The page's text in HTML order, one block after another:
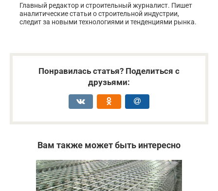
Главный редактор и строительный журналист. Пишет
аналитические статьи о строительной индустрии,
следит за новыми технологиями и тенденциями рынка.
Понравилась статья? Поделиться с
друзьями:
Вам также может быть интересно